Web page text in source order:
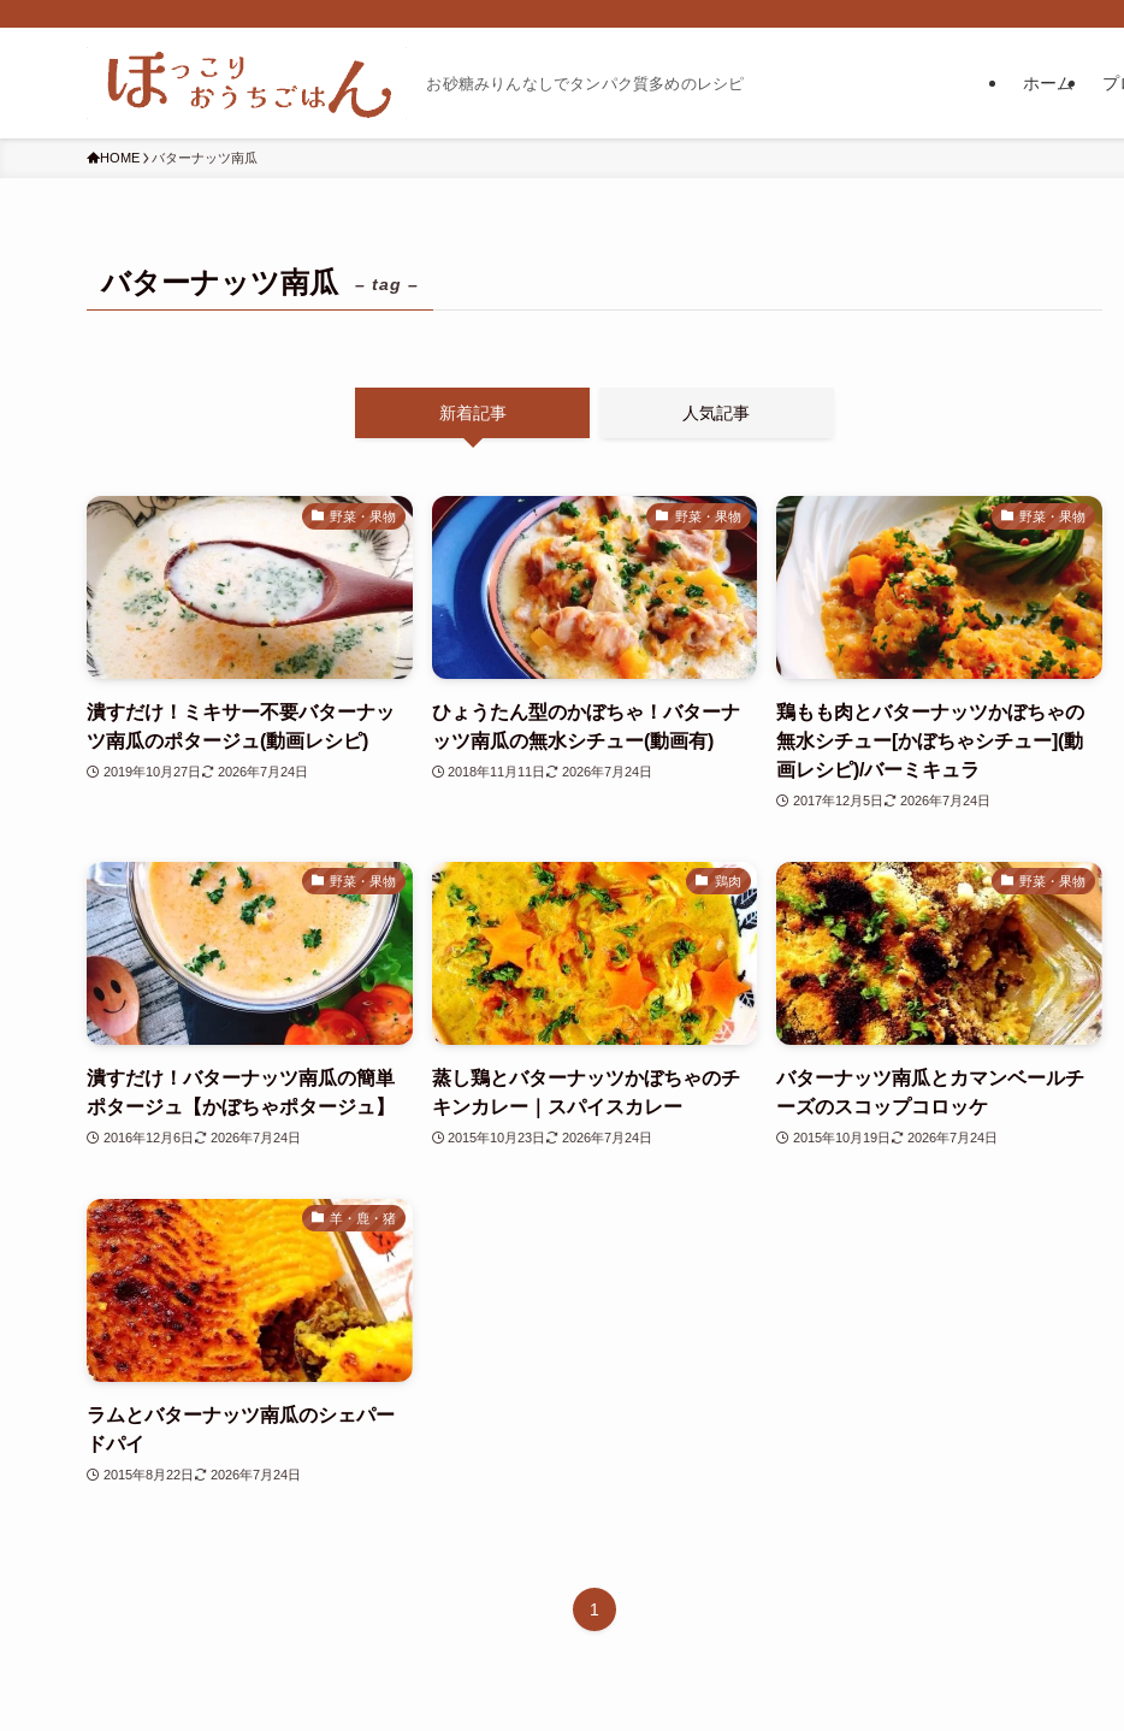
お砂糖みりんなしでタンパク質多めのレシピ ホーム プ
HOME バターナッツ南瓜
バターナッツ南瓜 – tag –
新着記事 人気記事
野菜・果物
潰すだけ！ミキサー不要バターナッ
ツ南瓜のポタージュ(動画レシピ)
2019年10月27日 2026年7月24日
野菜・果物
ひょうたん型のかぼちゃ！バターナ
ッツ南瓜の無水シチュー(動画有)
2018年11月11日 2026年7月24日
野菜・果物
鶏もも肉とバターナッツかぼちゃの
無水シチュー[かぼちゃシチュー](動
画レシピ)/バーミキュラ
2017年12月5日 2026年7月24日
野菜・果物
潰すだけ！バターナッツ南瓜の簡単
ポタージュ【かぼちゃポタージュ】
2016年12月6日 2026年7月24日
鶏肉
蒸し鶏とバターナッツかぼちゃのチ
キンカレー｜スパイスカレー
2015年10月23日 2026年7月24日
野菜・果物
バターナッツ南瓜とカマンベールチ
ーズのスコップコロッケ
2015年10月19日 2026年7月24日
羊・鹿・猪
ラムとバターナッツ南瓜のシェパー
ドパイ
2015年8月22日 2026年7月24日
1